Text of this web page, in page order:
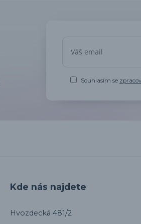
Souhlasím se
Kde nás najdete
Hvozdecká 481/2